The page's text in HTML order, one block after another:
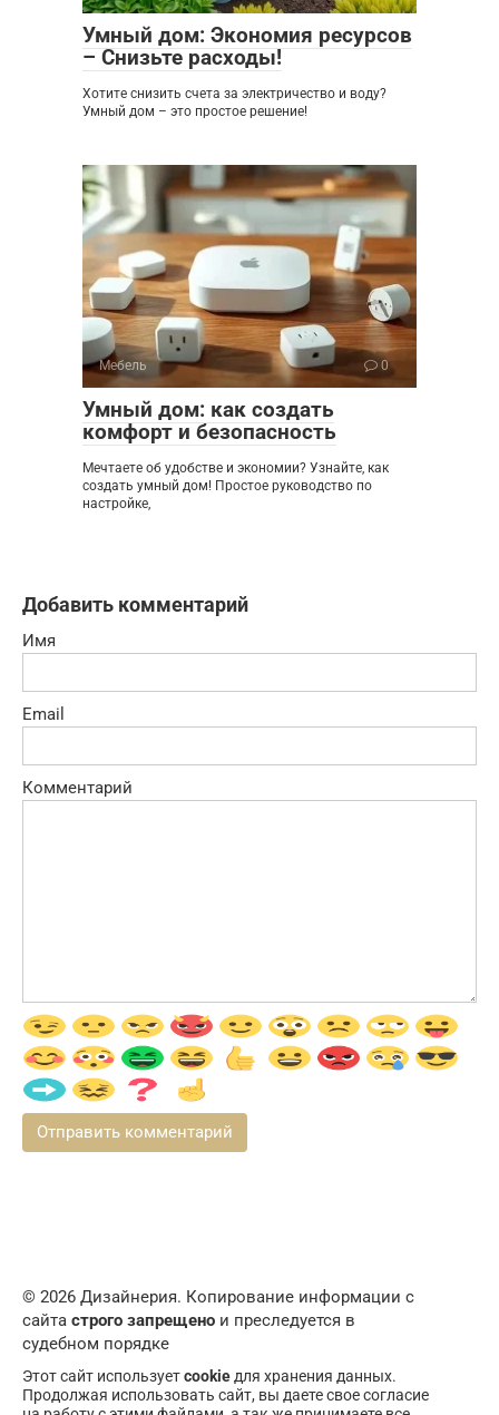
Умный дом: Экономия ресурсов
– Снизьте расходы!
Хотите снизить счета за электричество и воду?
Умный дом – это простое решение!
Мебель 0
Умный дом: как создать
комфорт и безопасность
Мечтаете об удобстве и экономии? Узнайте, как
создать умный дом! Простое руководство по
настройке,
Добавить комментарий
Имя
Email
Комментарий
© 2026 Дизайнерия. Копирование информации с
сайта строго запрещено и преследуется в
судебном порядке
Этот сайт используетcookieдля хранения данных.
Продолжая использовать сайт, вы даете свое согласие